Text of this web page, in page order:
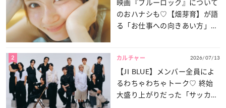
映画『ブルーロック』について
のおハナシも♡【畑芽育】が語
る「お仕事への向きあい方」と
2 カルチャー 2026/07/13
【JI BLUE】メンバー全員によ
るわちゃわちゃトーク♡ 終始
大盛り上がりだった「サッカー